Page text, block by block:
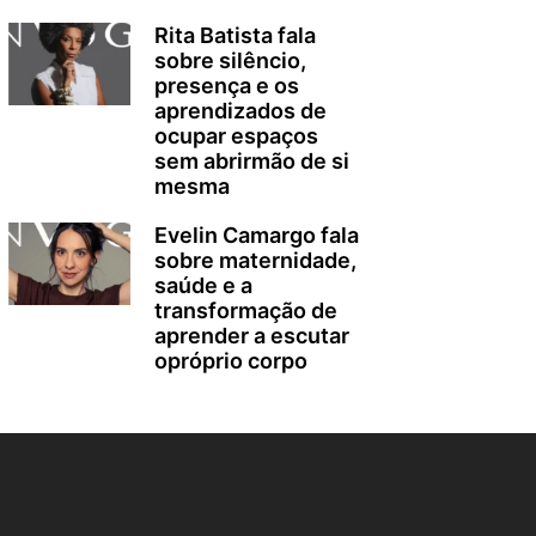
Rita Batista fala
sobre silêncio,
presença e os
aprendizados de
ocupar espaços
sem abrirmão de si
mesma
Evelin Camargo fala
sobre maternidade,
saúde e a
transformação de
aprender a escutar
opróprio corpo